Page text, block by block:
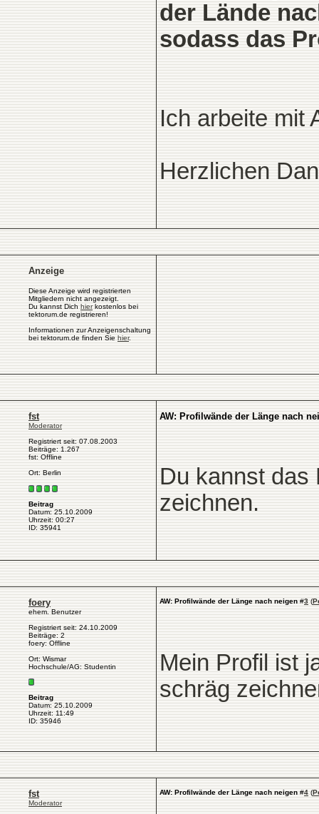
der Lände
sodass das
Ich arbeite mit
Herzlichen
Anzeige
Diese Anzeige wird registrierten
Mitgliedern nicht angezeigt.
Du kannst Dich hierkostenlos bei
tektorum.de registrieren!
Informationen zur Anzeigenschaltung
bei tektorum.de finden Sie hier.
fst
Moderator
Registriert seit: 07.08.2003
Beiträge: 1.267
fst: Offline
Ort: Berlin
Beitrag
Datum: 25.10.2009
Uhrzeit: 00:27
ID: 35941
AW: Profilwände der Länge nach
Du kannst das
zeichnen.
foery
ehem. Benutzer
Registriert seit: 24.10.2009
Beiträge: 2
foery: Offline
Ort: Wismar
Hochschule/AG: Studentin
Beitrag
Datum: 25.10.2009
Uhrzeit: 11:49
ID: 35946
AW: Profilwände der Länge nach neigen #3 (
Mein Profil ist
schräg
fst
Moderator
AW: Profilwände der Länge nach neigen #4 (